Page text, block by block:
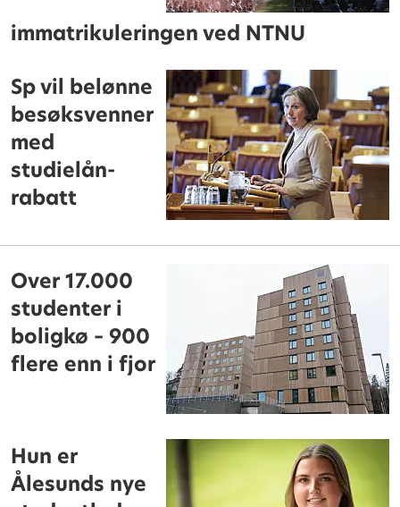
immatrikuleringen ved NTNU
Sp vil belønne
besøksvenner
med
studielån-
rabatt
Over 17.000
studenter i
boligkø – 900
flere enn i fjor
Hun er
Ålesunds nye